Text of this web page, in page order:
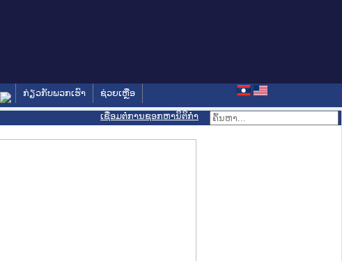
ກ່ຽວກັບພວກເຮົາ ຊ່ວຍເຫຼືອ
ເຊື່ອມຕໍ່ການຊອກຫານິຕິກຳ